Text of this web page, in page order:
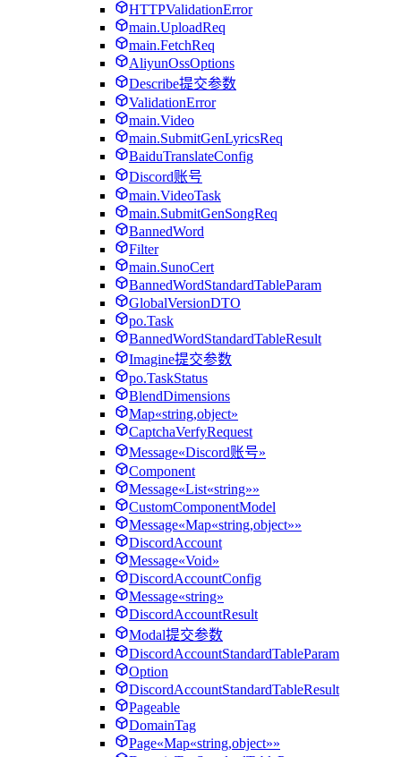
HTTPValidationError
main.UploadReq
main.FetchReq
AliyunOssOptions
Describe提交参数
ValidationError
main.Video
main.SubmitGenLyricsReq
BaiduTranslateConfig
Discord账号
main.VideoTask
main.SubmitGenSongReq
BannedWord
Filter
main.SunoCert
BannedWordStandardTableParam
GlobalVersionDTO
po.Task
BannedWordStandardTableResult
Imagine提交参数
po.TaskStatus
BlendDimensions
Map«string,object»
CaptchaVerfyRequest
Message«Discord账号»
Component
Message«List«string»»
CustomComponentModel
Message«Map«string,object»»
DiscordAccount
Message«Void»
DiscordAccountConfig
Message«string»
DiscordAccountResult
Modal提交参数
DiscordAccountStandardTableParam
Option
DiscordAccountStandardTableResult
Pageable
DomainTag
Page«Map«string,object»»